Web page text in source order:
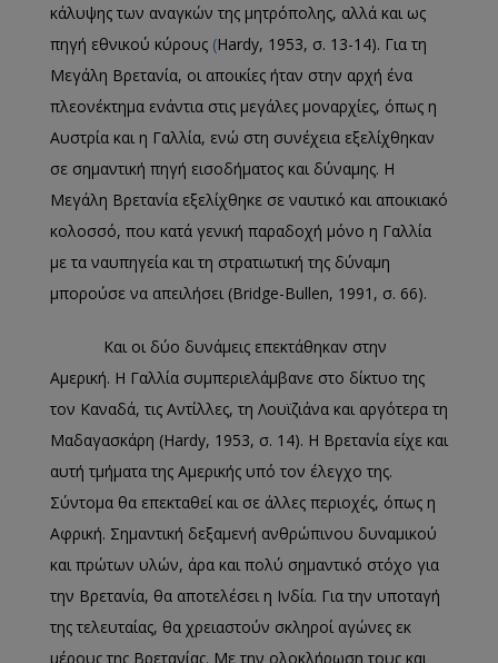
κάλυψης των αναγκών της μητρόπολης, αλλά και ως
πηγή εθνικού κύρους (Hardy, 1953, σ. 13-14). Για τη
Μεγάλη Βρετανία, οι αποικίες ήταν στην αρχή ένα
πλεονέκτημα ενάντια στις μεγάλες μοναρχίες, όπως η
Αυστρία και η Γαλλία, ενώ στη συνέχεια εξελίχθηκαν
σε σημαντική πηγή εισοδήματος και δύναμης. Η
Μεγάλη Βρετανία εξελίχθηκε σε ναυτικό και αποικιακό
κολοσσό, που κατά γενική παραδοχή μόνο η Γαλλία
με τα ναυπηγεία και τη στρατιωτική της δύναμη
μπορούσε να απειλήσει (Bridge-Bullen, 1991, σ. 66).
Και οι δύο δυνάμεις επεκτάθηκαν στην
Αμερική. Η Γαλλία συμπεριελάμβανε στο δίκτυο της
τον Καναδά, τις Αντίλλες, τη Λουϊζιάνα και αργότερα τη
Μαδαγασκάρη (Hardy, 1953, σ. 14). Η Βρετανία είχε και
αυτή τμήματα της Αμερικής υπό τον έλεγχο της.
Σύντομα θα επεκταθεί και σε άλλες περιοχές, όπως η
Αφρική. Σημαντική δεξαμενή ανθρώπινου δυναμικού
και πρώτων υλών, άρα και πολύ σημαντικό στόχο για
την Βρετανία, θα αποτελέσει η Ινδία. Για την υποταγή
της τελευταίας, θα χρειαστούν σκληροί αγώνες εκ
μέρους της Βρετανίας. Με την ολοκλήρωση τους και